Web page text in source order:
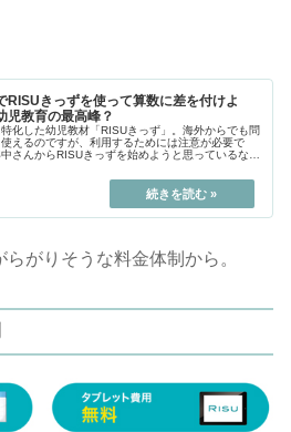
RISUきっずを使って算数に差を付けよ
児教育の最高峰？
化した幼児教材「RISUきっず」。海外からでも問
えるのですが、利用するためには注意が必要で
さんからRISUきっずを始めようと思っているなら
考えてみてくださいね。
がりそうな料金体制から。